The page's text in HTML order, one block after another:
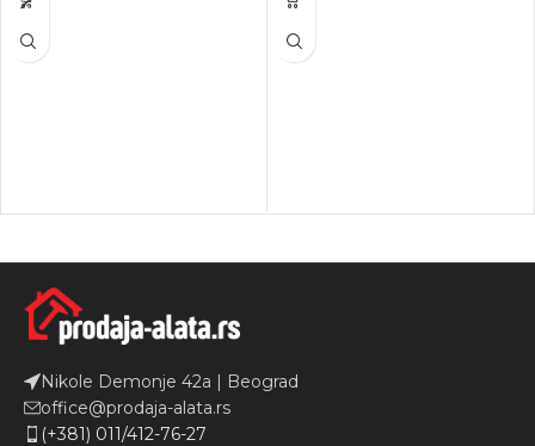
Nikole Demonje 42a | Beograd
office@prodaja-alata.rs
(+381) 011/412-76-27